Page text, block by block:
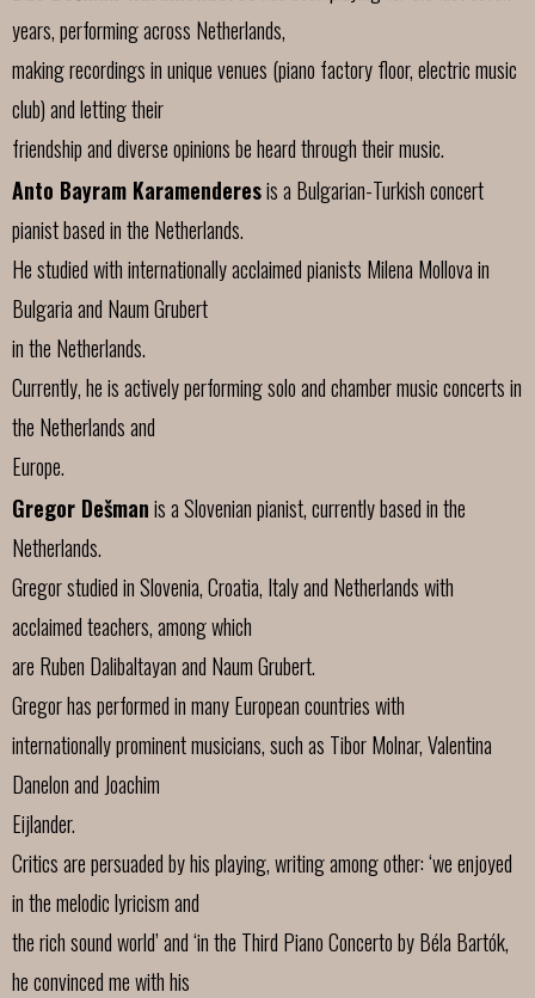
years, performing across Netherlands,
making recordings in unique venues (piano factory floor, electric music
club) and letting their
friendship and diverse opinions be heard through their music.
Anto Bayram Karamenderesis a Bulgarian-Turkish concert
pianist based in the Netherlands.
He studied with internationally acclaimed pianists Milena Mollova in
Bulgaria and Naum Grubert
in the Netherlands.
Currently, he is actively performing solo and chamber music concerts in
the Netherlands and
Europe.
Gregor Dešmanis a Slovenian pianist, currently based in the
Netherlands.
Gregor studied in Slovenia, Croatia, Italy and Netherlands with
acclaimed teachers, among which
are Ruben Dalibaltayan and Naum Grubert.
Gregor has performed in many European countries with
internationally prominent musicians, such as Tibor Molnar, Valentina
Danelon and Joachim
Eijlander.
Critics are persuaded by his playing, writing among other: ‘we enjoyed
in the melodic lyricism and
the rich sound world’ and ‘in the Third Piano Concerto by Béla Bartók,
he convinced me with his